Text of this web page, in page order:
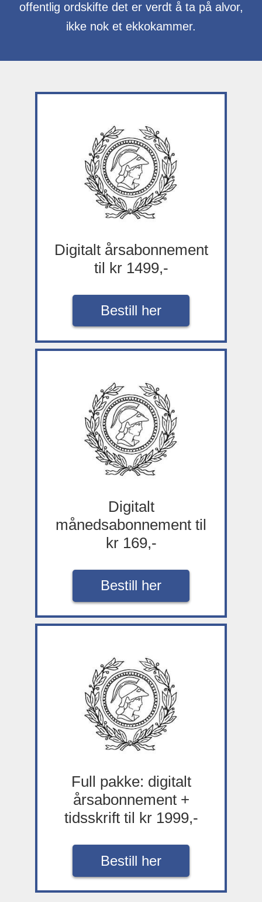
offentlig ordskifte det er verdt å ta på alvor,
ikke nok et ekkokammer.
Digitalt årsabonnement
til kr 1499,-
Bestill her
Digitalt
månedsabonnement til
kr 169,-
Bestill her
Full pakke: digitalt
årsabonnement +
tidsskrift til kr 1999,-
Bestill her